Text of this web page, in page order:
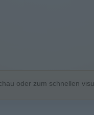
oder zum schnellen